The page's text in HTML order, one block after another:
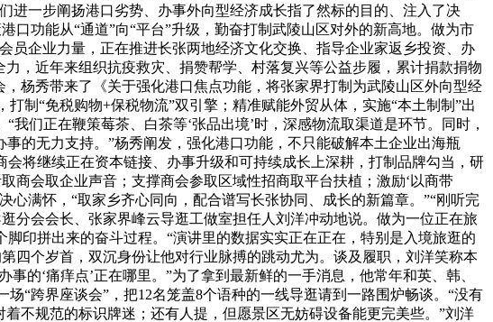
进一步阐扬港口劣势、办事外向型经济成长指了然标的目的、注入了决
口功能从“通道”向“平台”升级，勤奋打制武陵山区对外的新高地。做为市
员企业力量，正在推进长张两地经济文化交换、指导企业家返乡投资、办
，近年来组织抗疫救灾、捐赞帮学、村落复兴等公益步履，累计捐款捐物
，杨秀带来了《关于强化港口焦点功能，将张家界打制为武陵山区外向型经
制“免税购物+保税物流”双引擎；精准赋能外贸从体，实施“本土制制”出
们正在鞭策莓茶、白茶等‘张品出境’时，深感物流取渠道是环节。同时，
的无力支持。”杨秀阐发，强化港口功能，不只能破解本土企业出海瓶
将继续正在资本链接、办事升级和可持续成长上深耕，打制品牌勾当，研
商会取企业声音；支撑商会参取区域性招商取平台扶植；激励‘以商带
心满怀，“取家乡齐心同向，配合谱写长张协同、成长的新篇章。”“刚听完
分会会长、张家界峰云导逛工做室担任人刘洋冲动地说。做为一位正在旅
印拼出来的奋斗过程。“演讲里的数据实实正在正在，特别是入境旅逛的
四个岁首，双沉身份让他对行业脉搏的跳动尤为。谈及履职，刘洋笑称本
的‘痛痒点’正在哪里。”为了拿到最新鲜的一手消息，他常年和英、韩、
“跨界座谈会”，把12名笼盖8个语种的一线导逛请到一路围炉畅谈。“没有
不规范的标识牌迷；还有人提，但愿景区无妨碍设备能更完美些。”刘洋